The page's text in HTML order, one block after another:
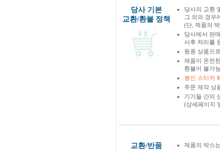
당사 기본
교환/환불 정책
당사의 교환
그 외의 경우
(단, 제품의
당사에서 판
사후 처리를
동종 상품으
제품이 온전
환불이 불가
봉인 스티커
주문 제작 상
기기들 간의
(상세페이지
교환/반품
제품의 박스